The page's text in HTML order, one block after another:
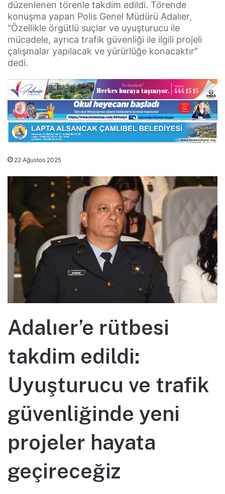
düzenlenen törenle takdim edildi. Törende
konuşma yapan Polis Genel Müdürü Adalıer,
"Özellikle örgütlü suçlar ve uyuşturucu ile
mücadele, ayrıca trafik güvenliği ile ilgili projeli
çalışmalar yapılacak ve yürürlüğe konacaktır"
dedi.
22 Ağustos 2025
Adalıer’e rütbesi
takdim edildi:
Uyuşturucu ve trafik
güvenliğinde yeni
projeler hayata
geçireceğiz